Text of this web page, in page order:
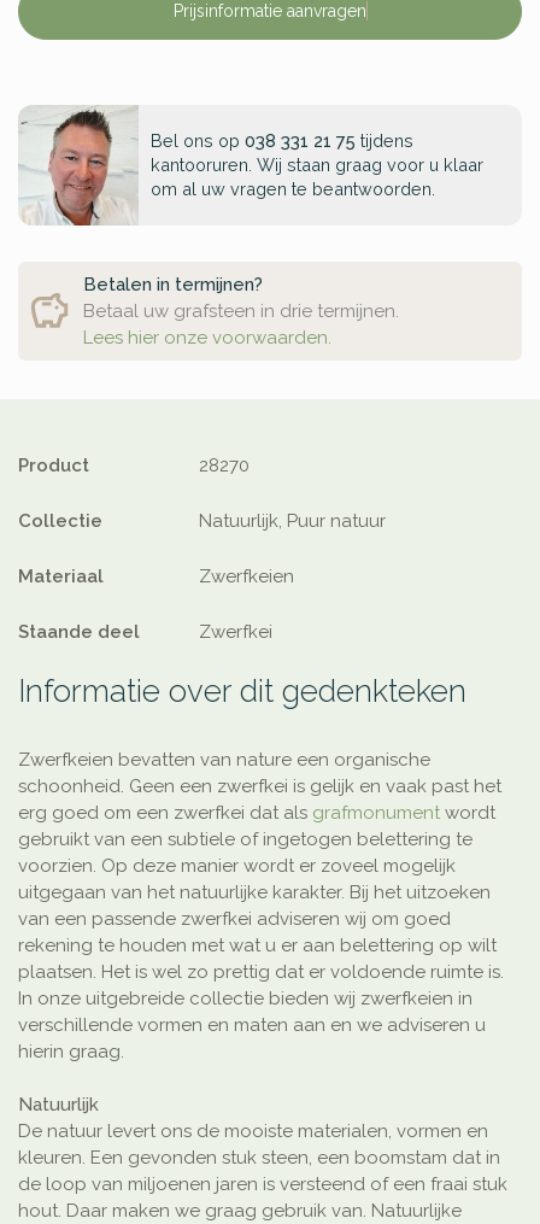
Prijsinformatie aanvragen
Bel ons op 038 331 21 75 tijdens
kantooruren. Wij staan graag voor u klaar
om al uw vragen te beantwoorden.
Betalen in termijnen?
Betaal uw grafsteen in drie termijnen.
Lees hier onze voorwaarden.
Product 28270
Collectie Natuurlijk, Puur natuur
Materiaal Zwerfkeien
Staande deel Zwerfkei
Informatie over dit gedenkteken
Zwerfkeien bevatten van nature een organische
schoonheid. Geen een zwerfkei is gelijk en vaak past het
erg goed om een zwerfkei dat als grafmonument wordt
gebruikt van een subtiele of ingetogen belettering te
voorzien. Op deze manier wordt er zoveel mogelijk
uitgegaan van het natuurlijke karakter. Bij het uitzoeken
van een passende zwerfkei adviseren wij om goed
rekening te houden met wat u er aan belettering op wilt
plaatsen. Het is wel zo prettig dat er voldoende ruimte is.
In onze uitgebreide collectie bieden wij zwerfkeien in
verschillende vormen en maten aan en we adviseren u
hierin graag.
Natuurlijk
De natuur levert ons de mooiste materialen, vormen en
kleuren. Een gevonden stuk steen, een boomstam dat in
de loop van miljoenen jaren is versteend of een fraai stuk
hout. Daar maken we graag gebruik van. Natuurlijke